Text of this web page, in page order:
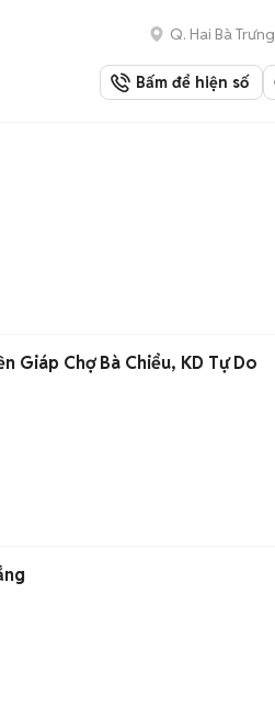
Q. Hai Bà Trưng
Bấm để hiện số
Giáp Chợ Bà Chiểu, KD Tự Do